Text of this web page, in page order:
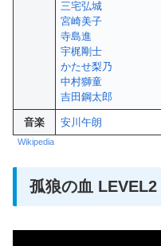
三宅弘城
宮崎美子
寺島進
宇梶剛士
かたせ梨乃
中村獅童
吉田鋼太郎
音楽 安川午朗
Wikipedia
孤狼の血